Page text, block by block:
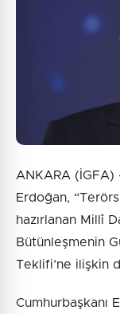
ANKARA (İGFA)
Erdoğan,
hazırlanan Millî
Bütünleşmenin
Teklifi’ne ilişkin
Cumhurbaşkanı